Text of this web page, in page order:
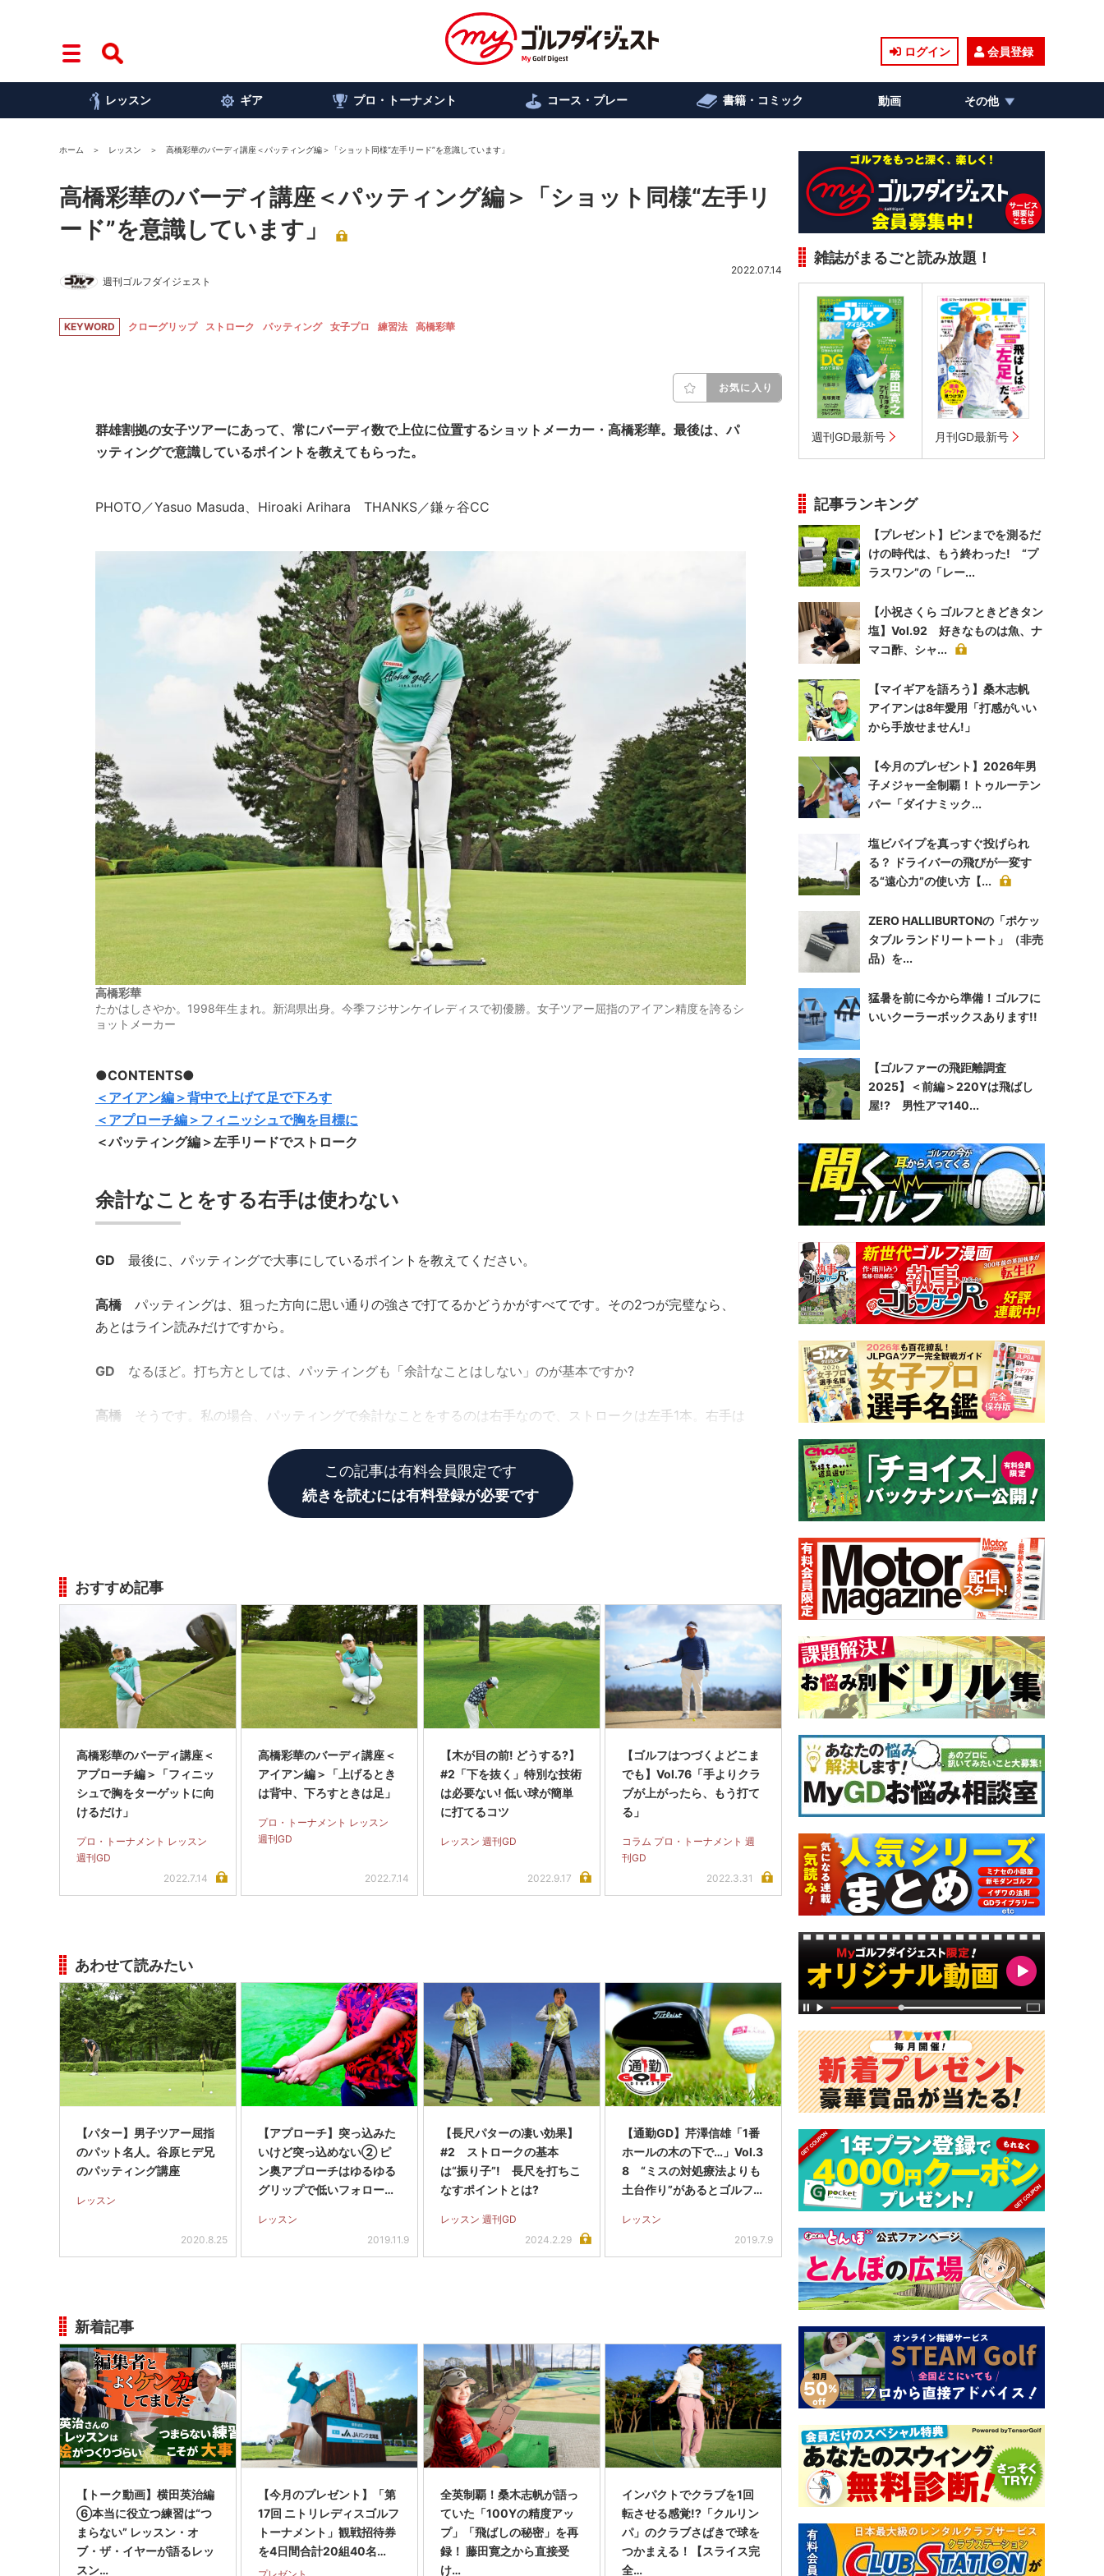
ログイン 会員登録
レッスン ギア プロ・トーナメント コース・プレー 書籍・コミック 動画 その他
ホーム レッスン 高橋彩華のバーディ講座＜パッティング編＞「ショット同様“左手リード”を意識しています」
高橋彩華のバーディ講座＜パッティング編＞「ショット同様“左手リ
ード”を意識しています」
週刊ゴルフダイジェスト
2022.07.14
KEYWORD クローグリップ ストローク パッティング 女子プロ 練習法 高橋彩華
お気に入り
群雄割拠の女子ツアーにあって、常にバーディ数で上位に位置するショットメーカー・高橋彩華。最後は、パ
ッティングで意識しているポイントを教えてもらった。
PHOTO／Yasuo Masuda、Hiroaki Arihara THANKS／鎌ヶ谷CC
高橋彩華
たかはしさやか。1998年生まれ。新潟県出身。今季フジサンケイレディスで初優勝。女子ツアー屈指のアイアン精度を誇るシ
ョットメーカー
●CONTENTS●
＜アイアン編＞背中で上げて足で下ろす
＜アプローチ編＞フィニッシュで胸を目標に
＜パッティング編＞左手リードでストローク
余計なことをする右手は使わない
GD 最後に、パッティングで大事にしているポイントを教えてください。
高橋 パッティングは、狙った方向に思い通りの強さで打てるかどうかがすべてです。その2つが完璧なら、
あとはライン読みだけですから。
GD なるほど。打ち方としては、パッティングも「余計なことはしない」のが基本ですか?
高橋 そうです。私の場合、パッティングで余計なことをするのは右手なので、ストロークは左手1本。右手は
この記事は有料会員限定です
続きを読むには有料登録が必要です
おすすめ記事
高橋彩華のバーディ講座＜
アプローチ編＞「フィニッ
シュで胸をターゲットに向
けるだけ」
プロ・トーナメント レッスン
週刊GD
2022.7.14
高橋彩華のバーディ講座＜
アイアン編＞「上げるとき
は背中、下ろすときは足」
プロ・トーナメント レッスン
週刊GD
2022.7.14
【木が目の前! どうする?】
#2「下を抜く」特別な技術
は必要ない! 低い球が簡単
に打てるコツ
レッスン 週刊GD
2022.9.17
【ゴルフはつづくよどこま
でも】Vol.76「手よりクラ
ブが上がったら、もう打て
る」
コラム プロ・トーナメント 週
刊GD
2022.3.31
あわせて読みたい
【パター】男子ツアー屈指
のパット名人。谷原ヒデ兄
のパッティング講座
レッスン
2020.8.25
【アプローチ】突っ込みた
いけど突っ込めない② ピ
ン奥アプローチはゆるゆる
グリップで低いフォロース
レッスン
2019.11.9
【長尺パターの凄い効果】
#2 ストロークの基本
は“振り子”! 長尺を打ちこ
なすポイントとは?
レッスン 週刊GD
2024.2.29
【通勤GD】芹澤信雄「1番
ホールの木の下で…」Vol.3
8 “ミスの対処療法よりも
土台作り”があるとゴルフ
トWEB
レッスン
2019.7.9
新着記事
【トーク動画】横田英治編
⑥本当に役立つ練習は“つ
まらない” レッスン・オ
ブ・ザ・イヤーが語るレッ
スン…
【今月のプレゼント】「第
17回 ニトリレディスゴルフ
トーナメント」観戦招待券
を4日間合計20組40名…
全英制覇！桑木志帆が語っ
ていた「100Yの精度アッ
プ」「飛ばしの秘密」を再
録！ 藤田寛之から直接受
け…
インパクトでクラブを1回
転させる感覚!?「クルリン
パ」のクラブさばきで球を
つかまえる！【スライス完
全…
雑誌がまるごと読み放題！
週刊GD最新号 月刊GD最新号
記事ランキング
【プレゼント】ピンまでを測るだ
けの時代は、もう終わった! “プ
ラスワン”の「レー...
【小祝さくら ゴルフときどきタン
塩】Vol.92 好きなものは魚、ナ
マコ酢、シャ...
【マイギアを語ろう】桑木志帆
アイアンは8年愛用「打感がいい
から手放せません!」
【今月のプレゼント】2026年男
子メジャー全制覇！トゥルーテン
パー「ダイナミック...
塩ビパイプを真っすぐ投げられ
る？ ドライバーの飛びが一変す
る“遠心力”の使い方【...
ZERO HALLIBURTONの「ポケッ
タブル ランドリートート」（非売
品）を...
猛暑を前に今から準備！ゴルフに
いいクーラーボックスあります!!
【ゴルファーの飛距離調査
2025】＜前編＞220Yは飛ばし
屋!? 男性アマ140...